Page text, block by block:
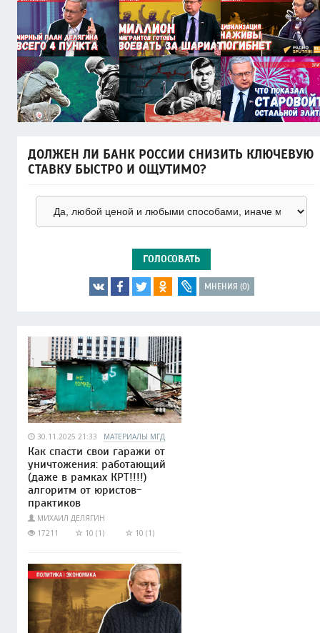
ДОЛЖЕН ЛИ БАНК РОССИИ СНИЗИТЬ КЛЮЧЕВУЮ
СТАВКУ БЫСТРО И ОЩУТИМО?
ГОЛОСОВАТЬ
МНЕНИЯ (0)
30.11.2025 21:33 МАТЕРИАЛЫ МГД
Как спасти свои гаражи от
уничтожения: работающий
(даже в рамках КРТ!!!!)
алгоритм от юристов-
практиков
МИХАИЛ ДЕЛЯГИН
17211
10 (1) 10 (1)